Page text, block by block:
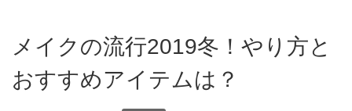
メイクの流行2019冬！やり方と
おすすめアイテムは？